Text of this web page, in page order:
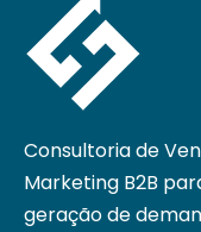
Consultoria de
Marketing B2B
geração de